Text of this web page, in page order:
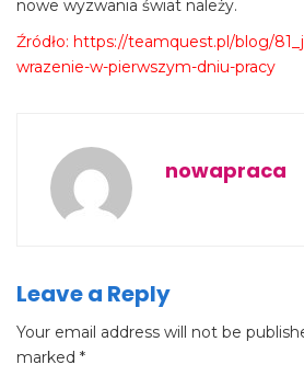
nowe wyzwania świat należy.
Źródło: https://teamquest.pl/blog/
wrazenie-w-pierwszym-dniu-pracy
nowapraca
Leave a Reply
Your email address will not be
marked *